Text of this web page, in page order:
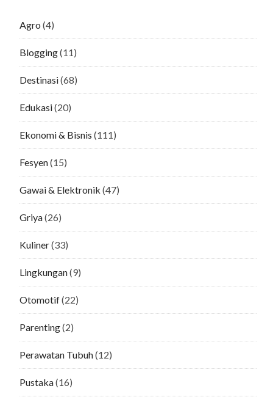
Agro (4)
Blogging(11)
Destinasi(68)
Edukasi(20)
Ekonomi & Bisnis (111)
Fesyen(15)
Gawai & Elektronik (47)
Griya(26)
Kuliner(33)
Lingkungan(9)
Otomotif(22)
Parenting(2)
Perawatan Tubuh(12)
Pustaka(16)